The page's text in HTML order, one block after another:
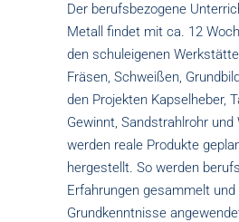
Der berufsbezogene
Metall findet mit ca. 12
den schuleigenen
Fräsen, Schweißen,
den Projekten Kapselheber,
Gewinnt, Sandstrahlrohr und
werden reale Produkte
hergestellt. So werden
Erfahrungen gesammelt
Grundkenntnisse